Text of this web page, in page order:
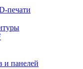
печати
и панелей